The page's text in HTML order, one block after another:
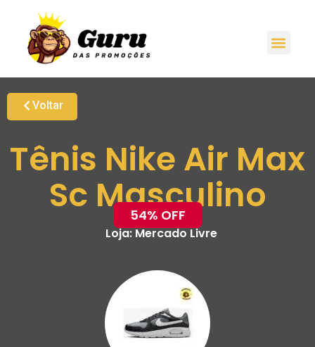
Voltar
Tênis Nike Air Max
Sc Masculino
54% OFF
Loja:Mercado Livre